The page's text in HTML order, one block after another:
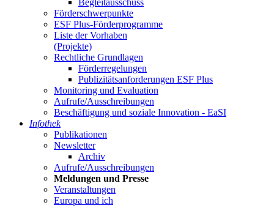
För­der­schwer­punk­te
ESF Plus-För­der­pro­gram­me
Lis­te der Vor­ha­ben
(Pro­jek­te)
Recht­li­che Grund­la­gen
För­der­re­ge­lun­gen
Pu­bli­zi­täts­an­for­de­run­gen ESF Plus
Mo­ni­to­ring und Eva­lua­ti­on
Auf­ru­fe/Aus­schrei­bun­gen
Be­schäf­ti­gung und so­zia­le In­no­va­ti­on - Ea­SI
In­fo­thek
Pu­bli­ka­tio­nen
Newslet­ter
Ar­chiv
Auf­ru­fe/Aus­schrei­bun­gen
Mel­dun­gen und Pres­se
Ver­an­stal­tun­gen
Eu­ro­pa und ich